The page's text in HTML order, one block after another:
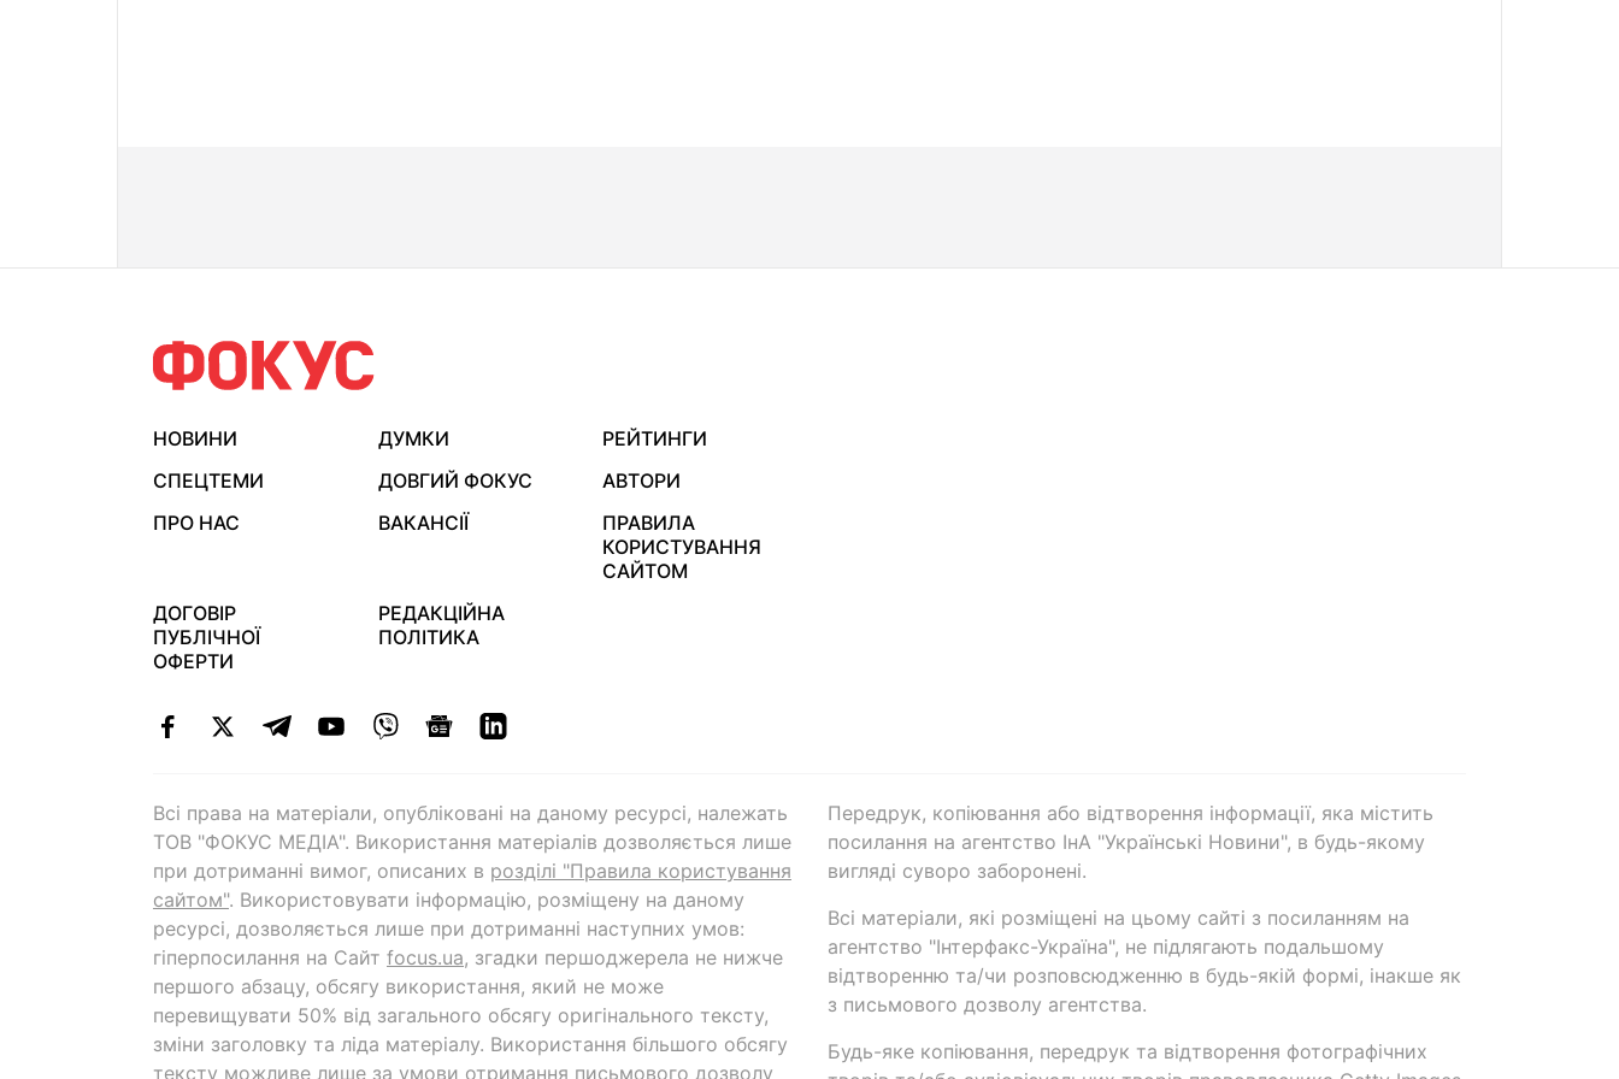
НОВИНИ ДУМКИ
РЕЙТИНГИ
СПЕЦТЕМИ
ДОВГИЙ ФОКУС
АВТОРИ
ПРО НАС
ВАКАНСІЇ
ПРАВИЛА
КОРИСТУВАННЯ
САЙТОМ
ДОГОВІР
ПУБЛІЧНОЇ
ОФЕРТИ
РЕДАКЦІЙНА
ПОЛІТИКА
Всі права на матеріали, опубліковані на даному ресурсі, належать
ТОВ "ФОКУС МЕДІА". Використання матеріалів дозволяється лише
при дотриманні вимог, описаних в розділі "Правила користування
сайтом". Використовувати інформацію, розміщену на даному
ресурсі, дозволяється лише при дотриманні наступних умов:
гіперпосилання на Cайт focus.ua, згадки першоджерела не нижче
першого абзацу, обсягу використання, який не може
перевищувати 50% від загального обсягу оригінального тексту,
зміни заголовку та ліда матеріалу. Використання більшого обсягу
тексту можливе лише за умови отримання письмового дозволу
Передрук, копіювання або відтворення інформації, яка містить
посилання на агентство ІнА "Українські Новини", в будь-якому
вигляді суворо заборонені.
Всі матеріали, які розміщені на цьому сайті з посиланням на
агентство "Інтерфакс-Україна", не підлягають подальшому
відтворенню та/чи розповсюдженню в будь-якій формі, інакше як
з письмового дозволу агентства.
Будь-яке копіювання, передрук та відтворення фотографічних